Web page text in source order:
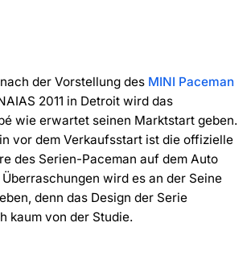
der Vorstellung des MINI Paceman
2011 in Detroit wird das
wie erwartet seinen Marktstart geben.
vor dem Verkaufsstart ist die offizielle
des Serien-Paceman auf dem Auto
Überraschungen wird es an der Seine
denn das Design der Serie
kaum von der Studie.